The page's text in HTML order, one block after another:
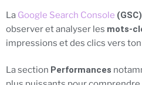
La Google Search Console (GSC)
observer et analyser les mots-
impressions et des clics vers
La section Performances